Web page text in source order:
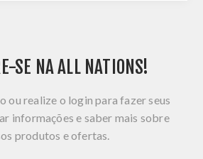
SE NA ALL NATIONS!
ou realize o login para fazer seus
informações e saber mais sobre
produtos e ofertas.